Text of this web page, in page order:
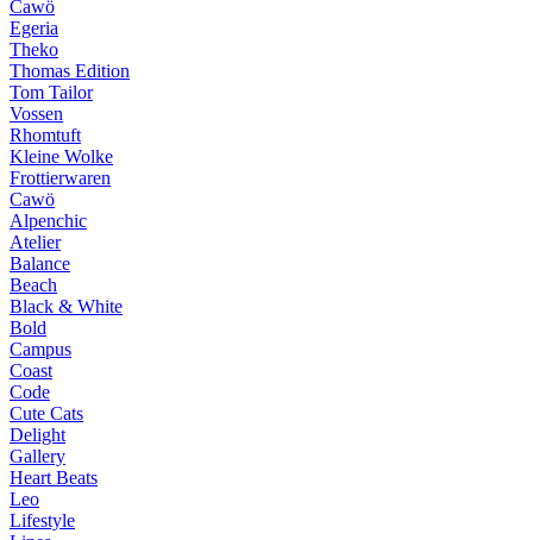
Cawö
Egeria
Theko
Thomas Edition
Tom Tailor
Vossen
Rhomtuft
Kleine Wolke
Frottierwaren
Cawö
Alpenchic
Atelier
Balance
Beach
Black & White
Bold
Campus
Coast
Code
Cute Cats
Delight
Gallery
Heart Beats
Leo
Lifestyle